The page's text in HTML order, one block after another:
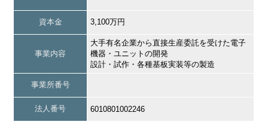
資本金 3,100万円
事業内容
大手有名企業から直接生産委託を受けた電子
機器・ユニットの開発
設計・試作・各種基板実装等の製造
事業所番号
法人番号 6010801002246